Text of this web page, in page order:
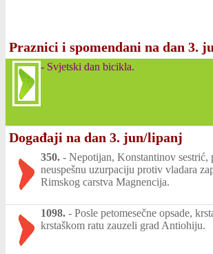
Praznici i spomendani na dan 3.
- Svjetski dan bicikla.
Događaji na dan 3. jun/lipanj
350. - Nepotijan, Konstantinov sestrić,
neuspešnu uzurpaciju protiv vladara
Rimskog carstva Magnencija.
1098. - Posle petomesečne opsade,
krstaškom ratu zauzeli grad Antiohiju.